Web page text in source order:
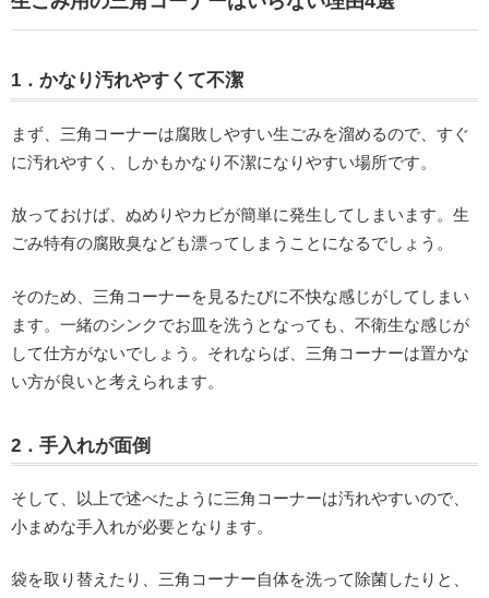
1．かなり汚れやすくて不潔
まず、三角コーナーは腐敗しやすい生ごみを溜めるので、すぐ
に汚れやすく、しかもかなり不潔になりやすい場所です。
放っておけば、ぬめりやカビが簡単に発生してしまいます。生
ごみ特有の腐敗臭なども漂ってしまうことになるでしょう。
そのため、三角コーナーを見るたびに不快な感じがしてしまい
ます。一緒のシンクでお皿を洗うとなっても、不衛生な感じが
して仕方がないでしょう。それならば、三角コーナーは置かな
い方が良いと考えられます。
2．手入れが面倒
そして、以上で述べたように三角コーナーは汚れやすいので、
小まめな手入れが必要となります。
袋を取り替えたり、三角コーナー自体を洗って除菌したりと、